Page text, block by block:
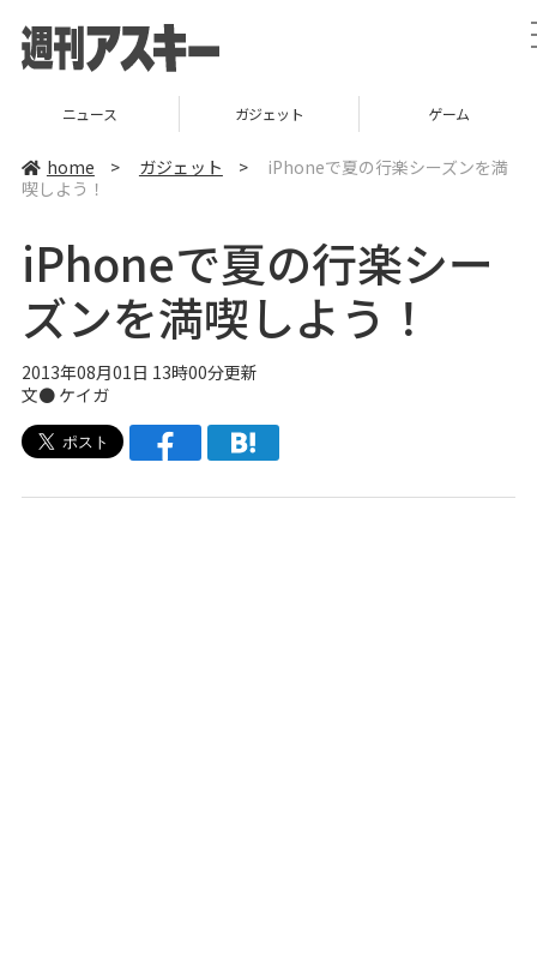
ニュース ガジェット ゲーム
home > ガジェット >
iPhoneで夏の行楽シーズンを満
喫しよう！
iPhoneで夏の行楽シー
ズンを満喫しよう！
2013年08月01日 13時00分更新
文● ケイガ